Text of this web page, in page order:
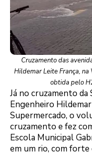
Cruzamento das
Hildemar Leite França,
obtida pelo
Já no cruzamento da
Engenheiro
Supermercado, o
cruzamento e fez
Escola Municipal
em um rio, com